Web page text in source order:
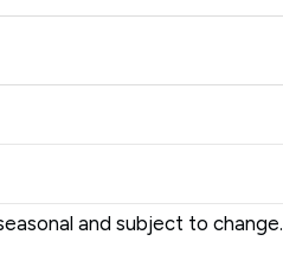
and subject to change.